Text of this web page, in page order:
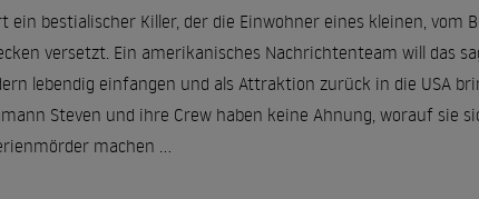
bestialischer Killer, der die Einwohner eines kleinen, vom
versetzt. Ein amerikanisches Nachrichtenteam will das
lebendig einfangen und als Attraktion zurück in die USA
Steven und ihre Crew haben keine Ahnung, worauf sie
machen …